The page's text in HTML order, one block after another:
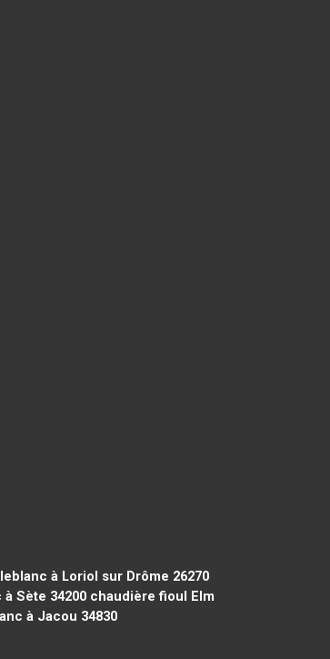
à Loriol sur Drôme 26270
Sète 34200 chaudière fioul Elm
à Jacou 34830